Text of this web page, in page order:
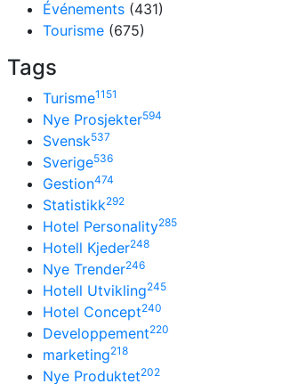
Événements (431)
Tourisme (675)
Tags
Turisme1151
Nye Prosjekter594
Svensk537
Sverige536
Gestion474
Statistikk292
Hotel Personality285
Hotell Kjeder248
Nye Trender246
Hotell Utvikling245
Hotel Concept240
Developpement220
marketing218
Nye Produktet202